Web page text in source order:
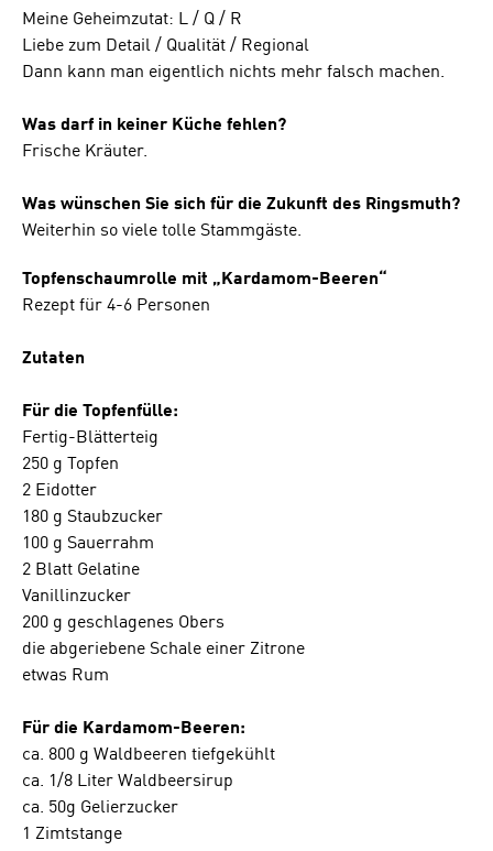
Meine Geheimzutat: L / Q / R
Liebe zum Detail / Qualität / Regional
Dann kann man eigentlich nichts mehr falsch machen.
Was darf in keiner Küche fehlen?
Frische Kräuter.
Was wünschen Sie sich für die Zukunft des Ringsmuth?
Weiterhin so viele tolle Stammgäste.
Topfenschaumrolle mit „Kardamom-Beeren“
Rezept für 4-6 Personen
Zutaten
Für die Topfenfülle:
Fertig-Blätterteig
250 g Topfen
2 Eidotter
180 g Staubzucker
100 g Sauerrahm
2 Blatt Gelatine
Vanillinzucker
200 g geschlagenes Obers
die abgeriebene Schale einer Zitrone
etwas Rum
Für die Kardamom-Beeren:
ca. 800 g Waldbeeren tiefgekühlt
ca. 1/8 Liter Waldbeersirup
ca. 50g Gelierzucker
1 Zimtstange